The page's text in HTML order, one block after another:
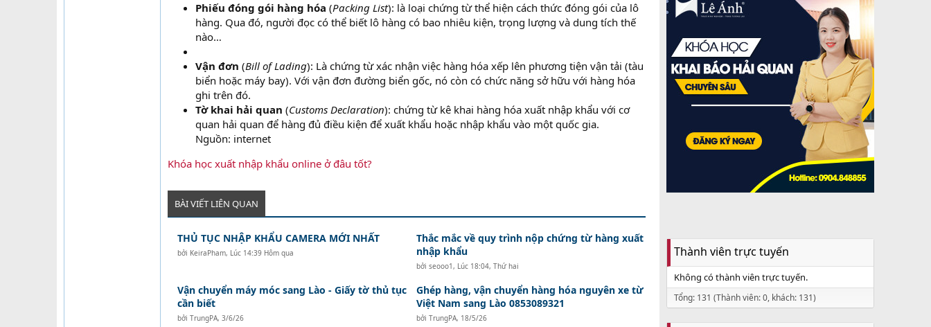
Phiếu đóng gói hàng hóa (Packing List): là loại chứng từ thể hiện cách thức đóng gói của lô
hàng. Qua đó, người đọc có thể biết lô hàng có bao nhiêu kiện, trọng lượng và dung tích thế
nào…
Vận đơn (Bill of Lading): Là chứng từ xác nhận việc hàng hóa xếp lên phương tiện vận tải (tàu
biển hoặc máy bay). Với vận đơn đường biển gốc, nó còn có chức năng sở hữu với hàng hóa
ghi trên đó.
Tờ khai hải quan (Customs Declaration): chứng từ kê khai hàng hóa xuất nhập khẩu với cơ
quan hải quan để hàng đủ điều kiện để xuất khẩu hoặc nhập khẩu vào một quốc gia.
Nguồn: internet
Khóa học xuất nhập khẩu online ở đâu tốt?
BÀI VIẾT LIÊN QUAN
THỦ TỤC NHẬP KHẨU CAMERA MỚI NHẤT
bởi KeiraPham, Lúc 14:39 Hôm qua
Thắc mắc về quy trình nộp chứng từ hàng xuất
nhập khẩu
bởi seooo1, Lúc 18:04, Thứ hai
Vận chuyển máy móc sang Lào - Giấy tờ thủ tục
cần biết
bởi TrungPA, 3/6/26
Ghép hàng, vận chuyển hàng hóa nguyên xe từ
Việt Nam sang Lào 0853089321
bởi TrungPA, 18/5/26
Thành viên trực tuyến
Không có thành viên trực tuyến.
Tổng: 131 (Thành viên: 0, khách: 131)